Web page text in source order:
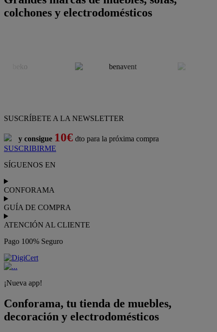
colchones y electrodomésticos
SUSCRÍBETE A LA NEWSLETTER
y consigue 10€ dto para la próxima compra
SUSCRIBIRME
SÍGUENOS EN
CONFORAMA
GUÍA DE COMPRA
ATENCIÓN AL CLIENTE
Pago 100% Seguro
¡Nueva app!
Conforama, tu tienda de muebles,
decoración y electrodomésticos